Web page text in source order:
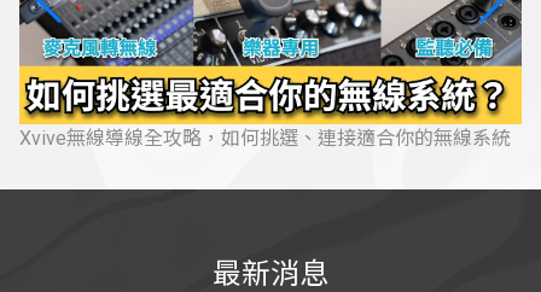
Xvive無線導線全攻略，如何挑選、連接適合你的無線系統
最新消息